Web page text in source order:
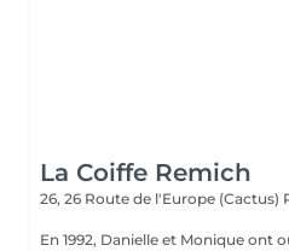
La Coiffe Remich
26, 26 Route de l'Europe (Cactus)
En 1992, Danielle et Monique ont